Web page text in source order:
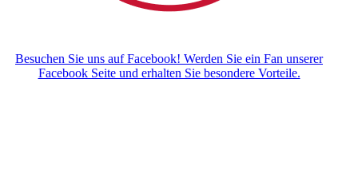
Besuchen Sie uns auf Facebook! Werden Sie ein Fan unserer
Facebook Seite und erhalten Sie besondere Vorteile.